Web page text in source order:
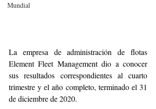
Mundial
La empresa de administración de flotas
Element Fleet Management dio a conocer
sus resultados correspondientes al cuarto
trimestre y el año completo, terminado el 31
de diciembre de 2020.